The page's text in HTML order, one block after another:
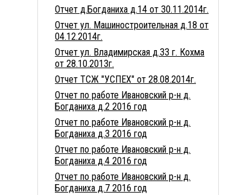
Отчет д.Богданиха д.14 от 30.11.2014г.
Отчет ул. Машиностроительная д.18 от
04.12.2014г.
Отчет ул. Владимирская д.33 г. Кохма
от 28.10.2013г.
Отчет ТСЖ "УСПЕХ" от 28.08.2014г.
Отчет по работе Ивановский р-н д.
Богданиха д.2 2016 год
Отчет по работе Ивановский р-н д.
Богданиха д.3 2016 год
Отчет по работе Ивановский р-н д.
Богданиха д.4 2016 год
Отчет по работе Ивановский р-н д.
Богданиха д.7 2016 год